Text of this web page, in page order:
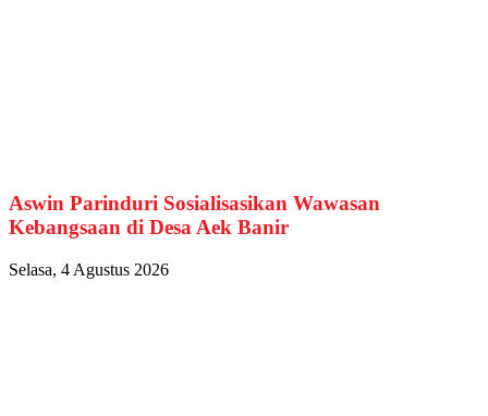
Aswin Parinduri Sosialisasikan Wawasan
Kebangsaan di Desa Aek Banir
Selasa, 4 Agustus 2026